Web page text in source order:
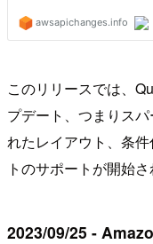
このリリースでは、
プデート、つまりス
れたレイアウト、条
トのサポートが開始さ
2023/09/25 -